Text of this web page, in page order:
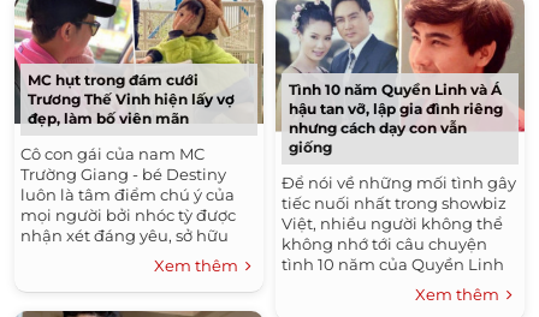
MC hụt trong đám cưới
Trương Thế Vinh hiện lấy vợ
đẹp, làm bố viên mãn
Cô con gái của nam MC
Trường Giang - bé Destiny
luôn là tâm điểm chú ý của
mọi người bởi nhóc tỳ được
nhận xét đáng yêu, sở hữu
nhiều nét của cả bố và mẹ. Bé
là kết quả của cuộc...
Xem thêm
Tình 10 năm Quyền Linh và Á
hậu tan vỡ, lập gia đình riêng
nhưng cách dạy con vẫn
giống
Để nói về những mối tình gây
tiếc nuối nhất trong showbiz
Việt, nhiều người không thể
không nhớ tới câu chuyện
tình 10 năm của Quyền Linh
và Trịnh Kim Chi. Từ ngày còn
là một sinh viên...
Xem thêm